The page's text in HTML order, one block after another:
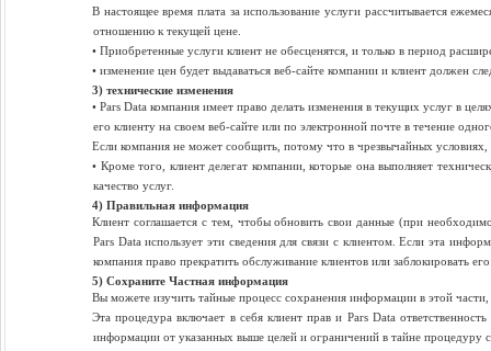
В настоящее время плата за использование услуги рассчитывается
отношению к текущей цене.
• Приобретенные услуги клиент не обесценятся, и только в период
• изменение цен будет выдаваться веб-сайте компании и клиент должен
3) технические изменения
• Pars Data компания имеет право делать изменения в текущих услуг в
его клиенту на своем веб-сайте или по электронной почте в течение
Если компания не может сообщить, потому что в чрезвычайных условиях,
• Кроме того, клиент делегат компании, которые она выполняет
качество услуг.
4) Правильная информация
Клиент соглашается с тем, чтобы обновить свои данные (при
Pars Data использует эти сведения для связи с клиентом. Если эта
компания право прекратить обслуживание клиентов или заблокировать
5) Сохраните Частная информация
Вы можете изучить тайные процесс сохранения информации в этой
Эта процедура включает в себя клиент прав и Pars Data
информации от указанных выше целей и ограничений в тайне процедуру